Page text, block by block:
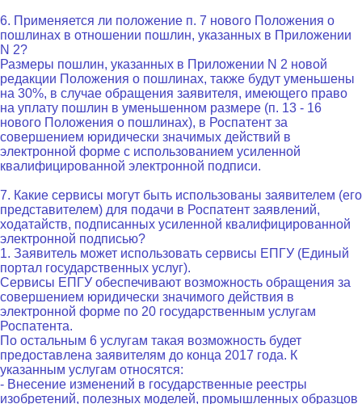
6. Применяется ли положение п. 7 нового Положения о
пошлинах в отношении пошлин, указанных в Приложении
N 2?
Размеры пошлин, указанных в Приложении N 2 новой
редакции Положения о пошлинах, также будут уменьшены
на 30%, в случае обращения заявителя, имеющего право
на уплату пошлин в уменьшенном размере (п. 13 - 16
нового Положения о пошлинах), в Роспатент за
совершением юридически значимых действий в
электронной форме с использованием усиленной
квалифицированной электронной подписи.
7. Какие сервисы могут быть использованы заявителем (его
представителем) для подачи в Роспатент заявлений,
ходатайств, подписанных усиленной квалифицированной
электронной подписью?
1. Заявитель может использовать сервисы ЕПГУ (Единый
портал государственных услуг).
Сервисы ЕПГУ обеспечивают возможность обращения за
совершением юридически значимого действия в
электронной форме по 20 государственным услугам
Роспатента.
По остальным 6 услугам такая возможность будет
предоставлена заявителям до конца 2017 года. К
указанным услугам относятся:
- Внесение изменений в государственные реестры
изобретений, полезных моделей, промышленных образцов